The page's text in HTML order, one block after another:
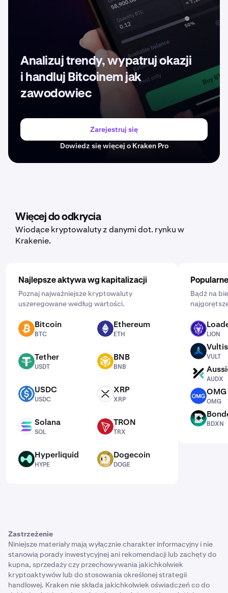
Analizuj trendy, wypatruj okazji
i handluj Bitcoinem jak
zawodowiec
Zarejestruj się
Dowiedz się więcej o Kraken Pro
Więcej do odkrycia
Wiodące kryptowaluty z danymi dot. rynku w
Krakenie.
Najlepsze aktywa wg kapitalizacji
Poznaj najważniejsze kryptowaluty
uszeregowane według wartości.
BTC Bitcoin
BTC
ETH Ethereum
ETH
USDT Tether
USDT
BNB BNB
BNB
USDC USDC
USDC
XRP XRP
XRP
SOL Solana
SOL
TRX TRON
TRX
HYPE Hyperliquid
HYPE
DOGE Dogecoin
DOGE
Bądź na
LION
LION
VULT
VULT
AUDX
AUDX
OMG
OMG
BDXN
BDXN
Zastrzeżenie
Niniejsze materiały mają wyłącznie charakter informacyjny i nie
stanowią porady inwestycyjnej ani rekomendacji lub zachęty do
kupna, sprzedaży czy przechowywania jakichkolwiek
kryptoaktywów lub do stosowania określonej strategii
handlowej. Kraken nie składa jakichkolwiek oświadczeń co do